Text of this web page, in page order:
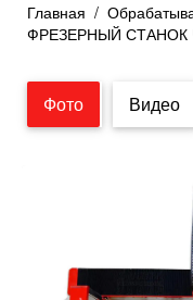
Главная /
ФРЕЗЕРНЫЙ СТАНОК
Фото Видео